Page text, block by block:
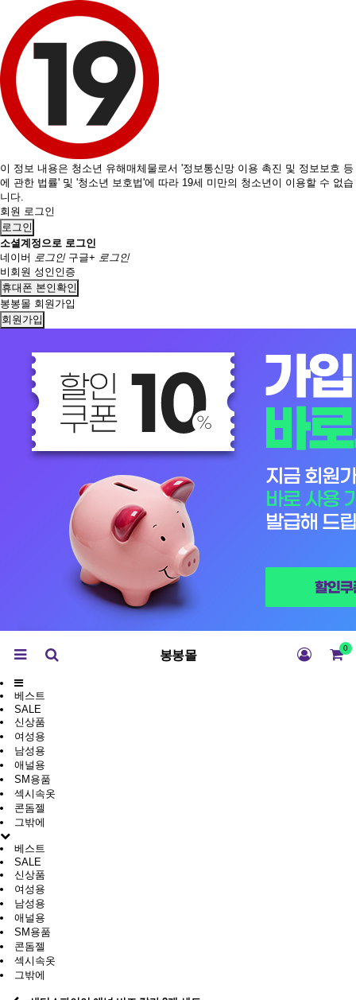
이 정보 내용은 청소년 유해매체물로서 '정보통신망 이용 촉진 및 정보보호 등
에 관한 법률' 및 '청소년 보호법'에 따라 19세 미만의 청소년이 이용할 수 없습
니다.
회원 로그인
로그인
소셜계정으로 로그인
네이버 로그인 구글+ 로그인
비회원 성인인증
휴대폰 본인확인
봉봉몰 회원가입
회원가입
봉봉몰 0
베스트
SALE
신상품
여성용
남성용
애널용
SM용품
섹시속옷
콘돔젤
그밖에
베스트
SALE
신상품
여성용
남성용
애널용
SM용품
콘돔젤
섹시속옷
그밖에